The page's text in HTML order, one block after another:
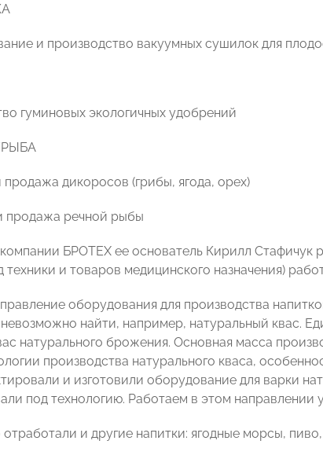
и производство вакуумных сушилок для
гуминовых экологичных удобрений
продажа дикоросов (грибы, ягода, орех)
продажа речной рыбы
БРОТЕХ ее основатель Кирилл Стафичук
и товаров медицинского назначения)
оборудования для производства
найти, например, натуральный квас.
натурального брожения. Основная масса
производства натурального кваса,
и изготовили оборудование для варки
под технологию. Работаем в этом направлении
и другие напитки: ягодные морсы,